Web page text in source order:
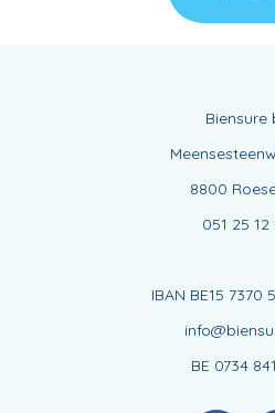
Biensure
8800
051 25 12
IBAN BE15 7370
BE 0734